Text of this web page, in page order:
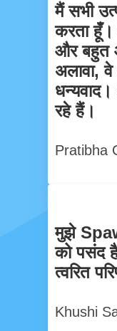
मैं सभी
करता
और बहुत
अलावा,
रहे हैं।
Pratibha
मुझे
को पसंद
त्वरित
Khushi